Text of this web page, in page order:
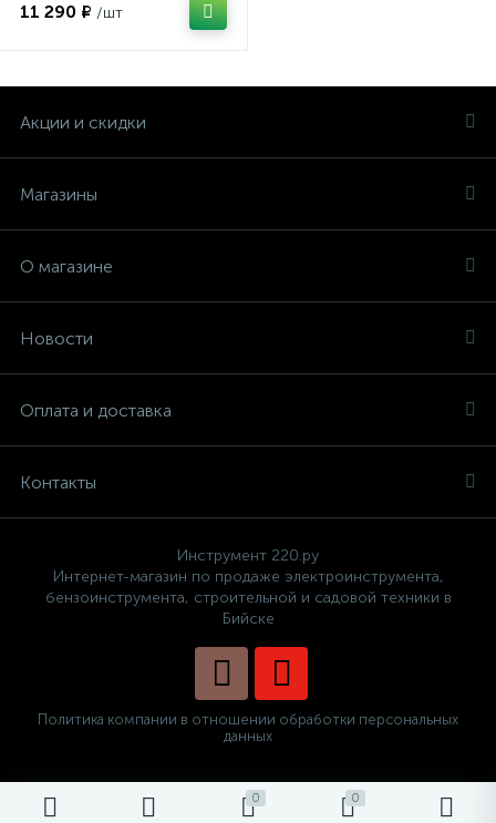
0 0
11 290 ₽ /шт
Акции и скидки
Магазины
О магазине
Новости
Оплата и доставка
Контакты
Инструмент 220.ру
Интернет-магазин по продаже электроинструмента,
бензоинструмента, строительной и садовой техники в
Бийске
Политика компании в отношении обработки персональных
данных